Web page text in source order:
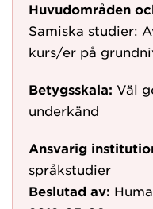
Huvudområden
Samiska studier:
kurs/er på
Betygsskala: Väl
underkänd
Ansvarig
språkstudier
Beslutad av: